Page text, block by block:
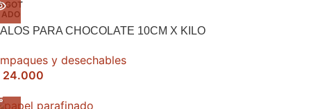
ADO
PARA CHOCOLATE 10CM X KILO
y desechables
24.000